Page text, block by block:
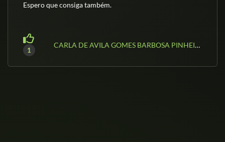
Espero que consiga também.
1
CARLA DE AVILA GOMES BARBOSA PINHEIRO